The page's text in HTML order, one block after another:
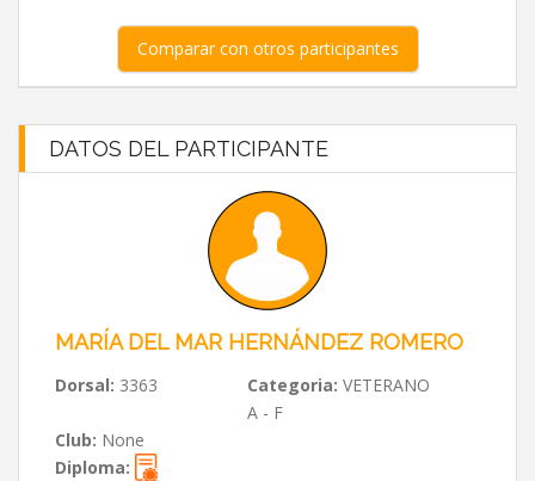
Comparar con otros participantes
DATOS DEL PARTICIPANTE
MARÍA DEL MAR HERNÁNDEZ ROMERO
Dorsal: 3363 Categoria: VETERANO
A - F
Club: None
Diploma: